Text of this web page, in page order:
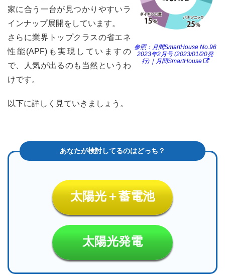
参照：月間SmartHouse No.96
2023年2月号 (2023/01/20発
行)｜月間SmartHouse
家に合う一台が見つかりやすいラ
インナップ展開をしています。
さらに業界トップクラスの省エネ
性能(APF)も実現していますの
で、人気が出るのも当然というわ
けです。
以下に詳しく見ていきましょう。
太陽光＋蓄電池
太陽光発電